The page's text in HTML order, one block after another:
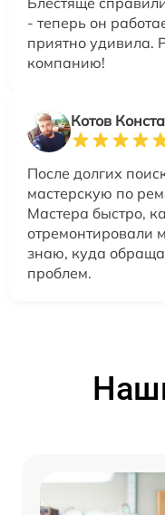
- теперь он
приятно удивила.
компанию!
Котов
После долгих
мастерскую по
Мастера быстро,
отремонтировали
знаю, куда
проблем.